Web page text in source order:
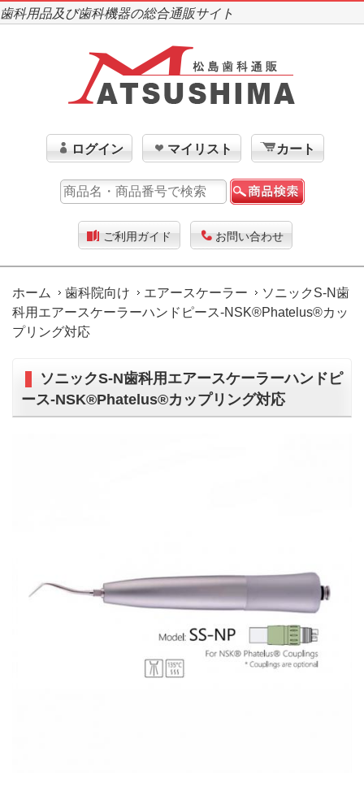
歯科用品及び歯科機器の総合通販サイト
ログイン マイリスト カート
ご利用ガイド お問い合わせ
ホーム 歯科院向け エアースケーラー
ソニックS-N歯
科用エアースケーラーハンドピース-NSK®Phatelus®カッ
プリング対応
ソニックS-N歯科用エアースケーラーハンドピ
ース-NSK®Phatelus®カップリング対応